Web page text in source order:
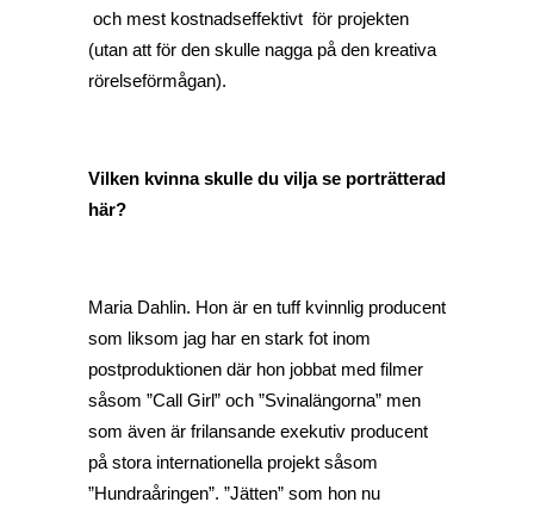
och mest kostnadseffektivt för projekten
(utan att för den skulle nagga på den kreativa
rörelseförmågan).
Vilken kvinna skulle du vilja se porträtterad
här?
Maria Dahlin. Hon är en tuff kvinnlig producent
som liksom jag har en stark fot inom
postproduktionen där hon jobbat med filmer
såsom ”Call Girl” och ”Svinalängorna” men
som även är frilansande exekutiv producent
på stora internationella projekt såsom
”Hundraåringen”. ”Jätten” som hon nu